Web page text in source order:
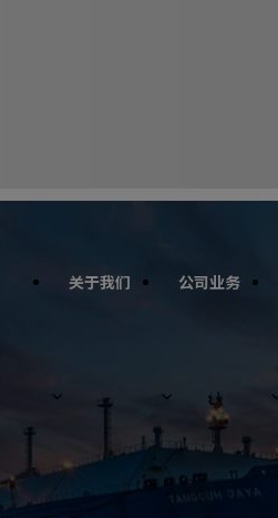
Main关于我们 公司业务